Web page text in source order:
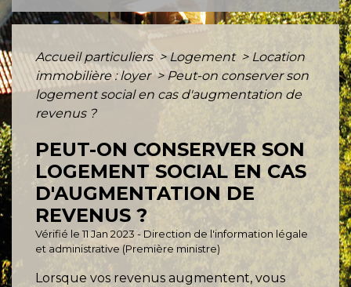
Accueil particuliers > Logement > Location
immobilière : loyer > Peut-on conserver son
logement social en cas d'augmentation de
revenus ?
PEUT-ON CONSERVER SON
LOGEMENT SOCIAL EN CAS
D'AUGMENTATION DE
REVENUS ?
Vérifié le 11 Jan 2023 - Direction de l'information légale
et administrative (Première ministre)
Lorsque vos revenus augmentent, vous